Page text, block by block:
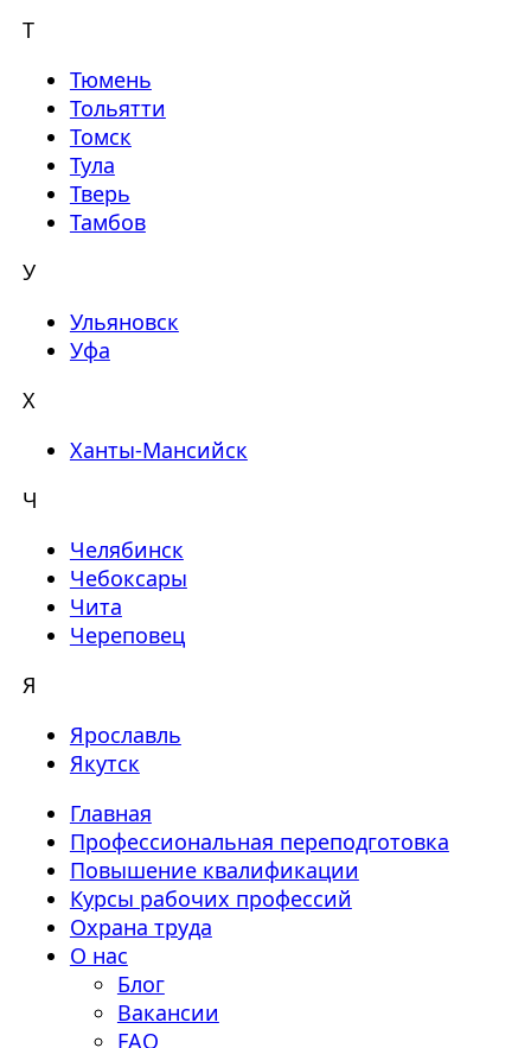
Т
Тюмень
Тольятти
Томск
Тула
Тверь
Тамбов
У
Ульяновск
Уфа
Х
Ханты-Мансийск
Ч
Челябинск
Чебоксары
Чита
Череповец
Я
Ярославль
Якутск
Главная
Профессиональная переподготовка
Повышение квалификации
Курсы рабочих профессий
Охрана труда
О нас
Блог
Вакансии
FAQ